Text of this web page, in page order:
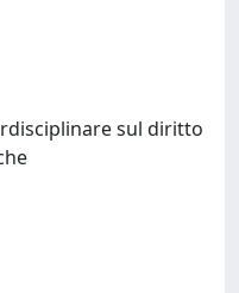
sul diritto